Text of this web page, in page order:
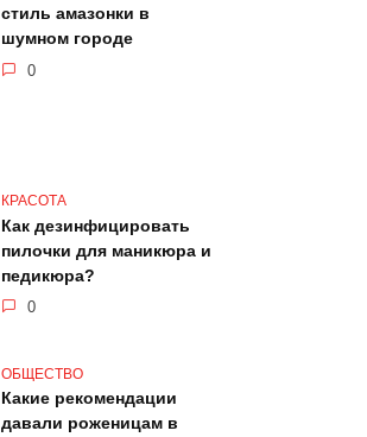
стиль амазонки в
шумном городе
0
КРАСОТА
Как дезинфицировать
пилочки для маникюра и
педикюра?
0
ОБЩЕСТВО
Какие рекомендации
давали роженицам в